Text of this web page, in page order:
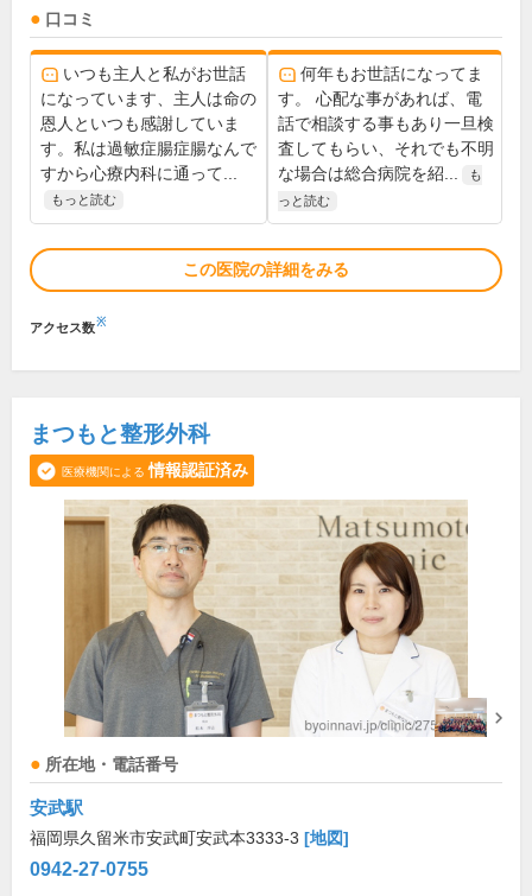
口コミ
いつも主人と私がお世話
になっています、主人は命の
恩人といつも感謝していま
す。私は過敏症腸症腸なんで
すから心療内科に通って...
もっと読む
何年もお世話になってま
す。 心配な事があれば、電
話で相談する事もあり一旦検
査してもらい、それでも不明
な場合は総合病院を紹...
も
っと読む
この医院の詳細をみる
アクセス数※
まつもと整形外科
医療機関による 情報認証済み
所在地・電話番号
安武駅
福岡県久留米市安武町安武本3333-3 [地図]
0942-27-0755